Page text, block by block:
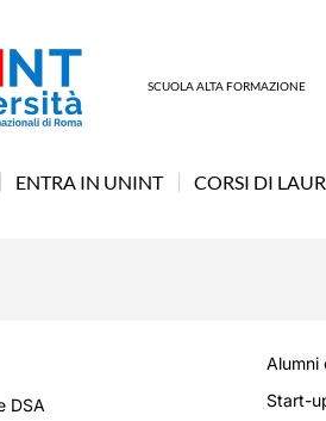
SCUOLA ALTA FORMAZIONE
ENTRA IN UNINT CORSI DI
DSA
Alumni
Start-